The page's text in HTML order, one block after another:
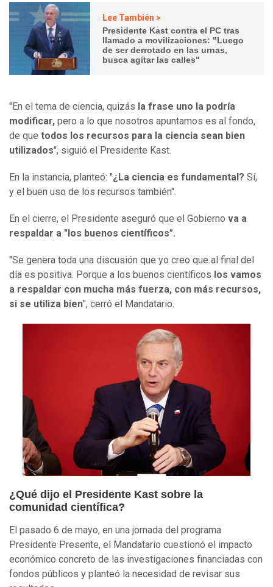
Lee También >
Presidente Kast contra el PC tras
llamado a movilizaciones: "Luego
de ser derrotado en las urnas,
busca agitar las calles"
"En el tema de ciencia, quizás la frase uno la podría
modificar, pero a lo que nosotros apuntamos es al fondo,
de que todos los recursos para la ciencia sean bien
utilizados", siguió el Presidente Kast.
En la instancia, planteó: "¿La ciencia es fundamental? Sí,
y el buen uso de los recursos también".
En el cierre, el Presidente aseguró que el Gobierno va a
respaldar a "los buenos científicos".
"Se genera toda una discusión que yo creo que al final del
día es positiva. Porque a los buenos científicos los vamos
a respaldar con mucha más fuerza, con más recursos,
si se utiliza bien", cerró el Mandatario.
¿Qué dijo el Presidente Kast sobre la
comunidad científica?
El pasado 6 de mayo, en una jornada del programa
Presidente Presente, el Mandatario cuestionó el impacto
económico concreto de las investigaciones financiadas con
fondos públicos y planteó la necesidad de revisar sus